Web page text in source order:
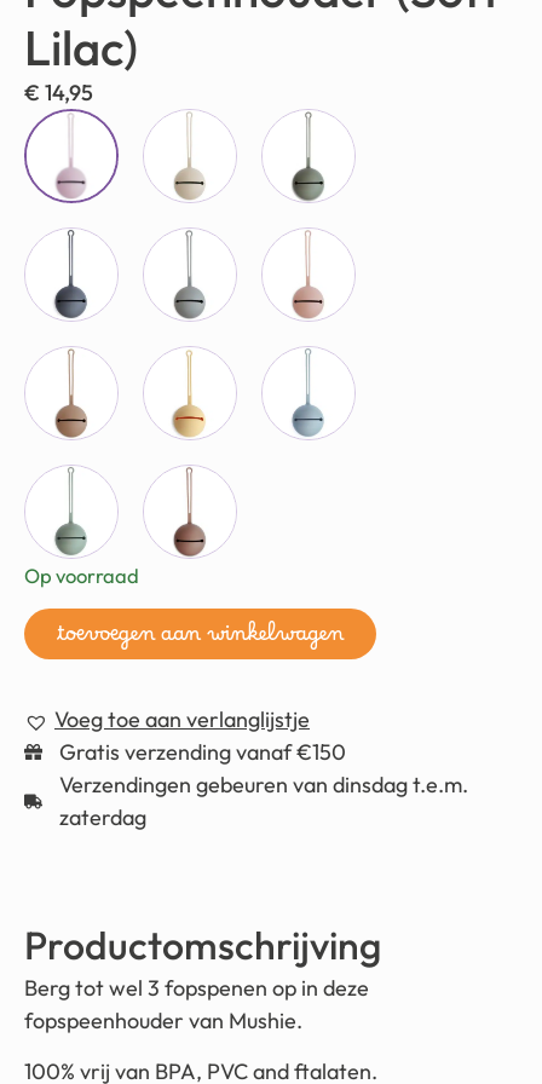
Lilac)
€ 14,95
Op voorraad
toevoegen aan winkelwagen
Voeg toe aan verlanglijstje
Gratis verzending vanaf €150
Verzendingen gebeuren van dinsdag t.e.m.
zaterdag
Productomschrijving
Berg tot wel 3 fopspenen op in deze
fopspeenhouder van Mushie.
100% vrij van BPA, PVC and ftalaten.